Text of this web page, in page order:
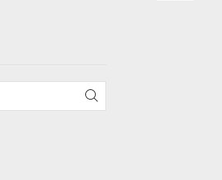
BUSCAR